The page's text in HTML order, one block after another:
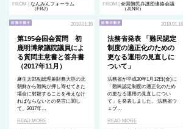
FROM | なんみんフォーラム
（FRJ）
FROM | 全国難民弁護団連絡会議
（JLNR）
2018.01.16
第195会国会質問 初
鹿明博衆議院議員によ
る質問主意書と答弁書
（2017年11月）
麻生太郎副総理兼財務大臣の北
朝鮮から難民が押し寄せてきた
場合に射殺することを考えなけ
ればならないとの発言に関し
て、2017年…
READ MORE
2018.01.16
法務省発表 「難民認定
制度の適正化のための
更なる運用の見直しに
ついて」
法務省が平成30年1月12日(金)に
「難民認定制度の適正化のため
の更なる運用の見直しについ
て」を発表しました。 法務省ウ
ェブ…
READ MORE